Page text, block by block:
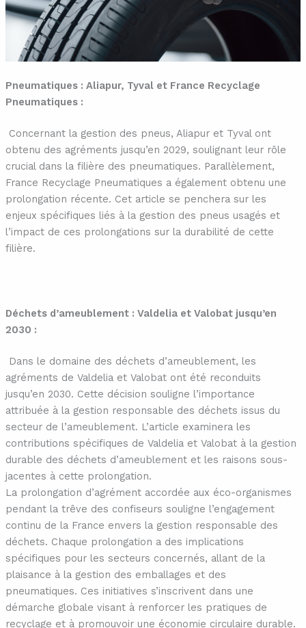
Pneumatiques : Aliapur, Tyval et France Recyclage
Pneumatiques :
Concernant la gestion des pneus, Aliapur et Tyval ont
obtenu des agréments jusqu’en 2029, soulignant leur rôle
crucial dans la filière des pneumatiques. Parallèlement,
France Recyclage Pneumatiques a également obtenu une
prolongation récente. Cet article se penchera sur les
enjeux spécifiques liés à la gestion des pneus usagés et
l’impact de ces prolongations sur la durabilité de cette
filière.
Déchets d’ameublement : Valdelia et Valobat jusqu’en
2030 :
Dans le domaine des déchets d’ameublement, les
agréments de Valdelia et Valobat ont été reconduits
jusqu’en 2030. Cette décision souligne l’importance
attribuée à la gestion responsable des déchets issus du
secteur de l’ameublement. L’article examinera les
contributions spécifiques de Valdelia et Valobat à la gestion
durable des déchets d’ameublement et les raisons sous-
jacentes à cette prolongation.
La prolongation d’agrément accordée aux éco-organismes
pendant la trêve des confiseurs souligne l’engagement
continu de la France envers la gestion responsable des
déchets. Chaque prolongation a des implications
spécifiques pour les secteurs concernés, allant de la
plaisance à la gestion des emballages et des
pneumatiques. Ces initiatives s’inscrivent dans une
démarche globale visant à renforcer les pratiques de
recyclage et à promouvoir une économie circulaire durable.